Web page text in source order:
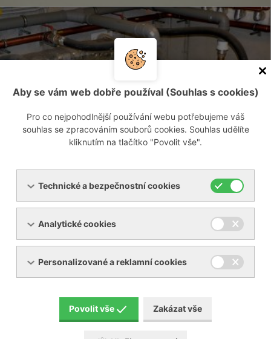
Aby se vám web dobře používal (Souhlas s cookies)
Pro co nejpohodlnější používání webu potřebujeme váš
souhlas se zpracováním souborů cookies. Souhlas udělíte
kliknutím na tlačítko "Povolit vše".
Technické a bezpečnostní cookies
Analytické cookies
Personalizované a reklamní cookies
Povolit vše Zakázat vše